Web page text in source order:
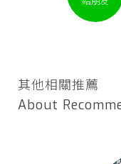
其他相關推薦
About